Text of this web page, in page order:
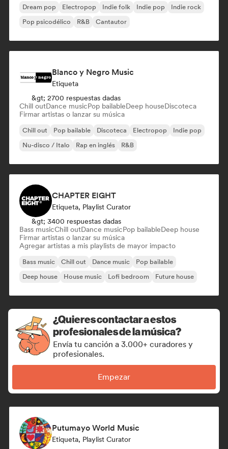
Dream pop Electropop Indie folk Indie pop
Indie rock
Pop psicodélico
R&B Cantautor
Blanco y Negro Music
Etiqueta
&gt; 2700 respuestas dadas
Chill outDance musicPop bailableDeep houseDiscoteca
Firmar artistas o lanzar su música
Chill out Pop bailable Discoteca Electropop
Indie pop
Nu-disco / Italo
Rap en inglés R&B
CHAPTER EIGHT
Etiqueta, Playlist Curator
&gt; 3400 respuestas dadas
Bass musicChill outDance musicPop bailableDeep house
Firmar artistas o lanzar su música
Agregar artistas a mis playlists de mayor impacto
Bass music Chill out Dance music
Pop bailable
Deep house
House music Lofi bedroom Future house
¿Quieres contactar a estos
profesionales de la música?
Envía tu canción a 3.000+ curadores y
profesionales.
Empezar
Putumayo World Music
Etiqueta, Playlist Curator